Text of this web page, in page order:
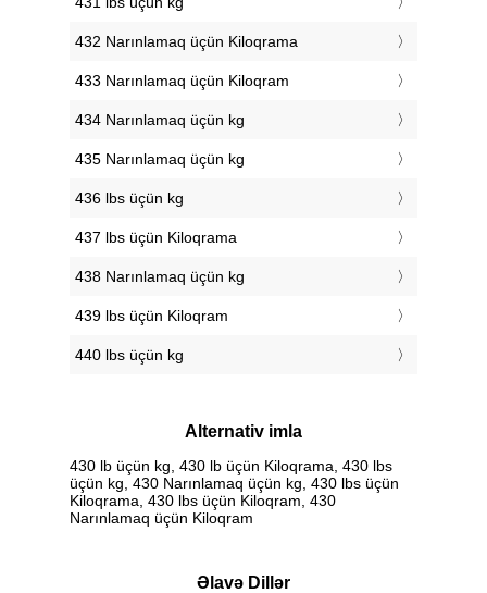
432 Narınlamaq üçün Kiloqrama
433 Narınlamaq üçün Kiloqram
434 Narınlamaq üçün kg
435 Narınlamaq üçün kg
436 lbs üçün kg
437 lbs üçün Kiloqrama
438 Narınlamaq üçün kg
439 lbs üçün Kiloqram
440 lbs üçün kg
Alternativ imla
430 lb üçün kg, 430 lb üçün Kiloqrama, 430 lbs
üçün kg, 430 Narınlamaq üçün kg, 430 lbs üçün
Kiloqrama, 430 lbs üçün Kiloqram, 430
Narınlamaq üçün Kiloqram
Əlavə Dillər